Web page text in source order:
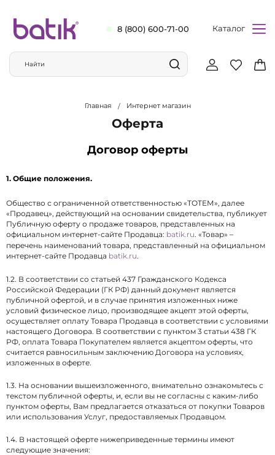
8 (800) 600-71-00 Каталог
Главная Интернет магазин
Оферта
Договор оферты
1. Общие положения.
Общество с ограниченной ответственностью «ТОТЕМ», далее
«Продавец», действующий на основании свидетельства, публикует
Публичную оферту о продаже товаров, представленных на
официальном интернет-сайте Продавца: batik.ru. «Товар» –
перечень наименований товара, представленный на официальном
интернет-сайте Продавца batik.ru.
1.2. В соответствии со статьей 437 Гражданского Кодекса
Российской Федерации (ГК РФ) данный документ является
публичной офертой, и в случае принятия изложенных ниже
условий физическое лицо, производящее акцепт этой оферты,
осуществляет оплату Товара Продавца в соответствии с условиями
настоящего Договора. В соответствии с пунктом 3 статьи 438 ГК
РФ, оплата Товара Покупателем является акцептом оферты, что
считается равносильным заключению Договора на условиях,
изложенных в оферте.
1.3. На основании вышеизложенного, внимательно ознакомьтесь с
текстом публичной оферты, и, если вы не согласны с каким-либо
пунктом оферты, Вам предлагается отказаться от покупки Товаров
или использования Услуг, предоставляемых Продавцом.
1.4. В настоящей оферте нижеприведенные термины имеют
следующие значения: